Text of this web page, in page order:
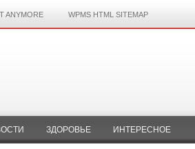
ANYMORE WPMS HTML SITEMAP
ЗДОРОВЬЕ ИНТЕРЕСНОЕ